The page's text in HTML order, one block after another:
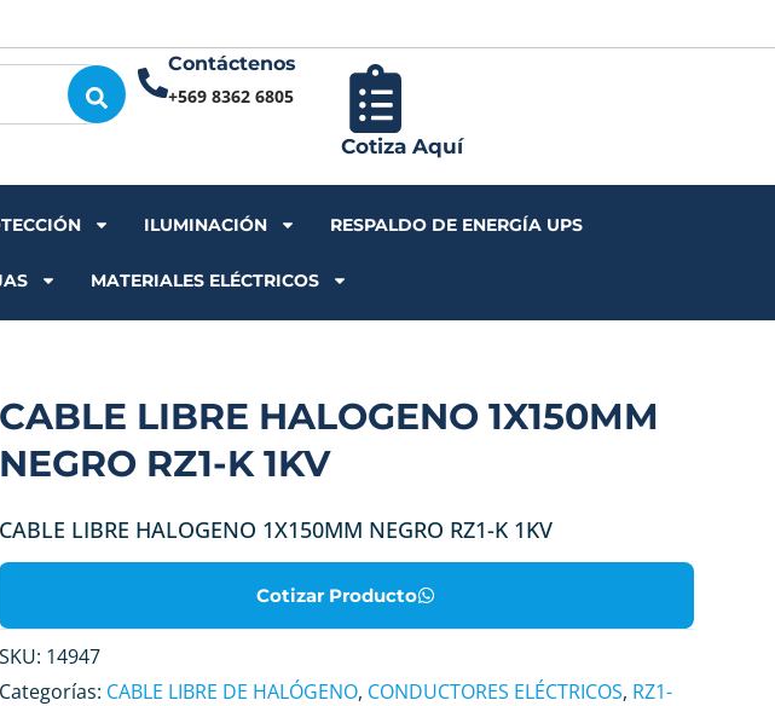
Contáctenos
+569 8362 6805
Cotiza Aquí
ILUMINACIÓN RESPALDO DE ENERGÍA UPS
MATERIALES ELÉCTRICOS
CABLE LIBRE HALOGENO 1X150MM
NEGRO RZ1-K 1KV
CABLE LIBRE HALOGENO 1X150MM NEGRO RZ1-K 1KV
Cotizar Producto
SKU: 14947
Categorías: CABLE LIBRE DE HALÓGENO, CONDUCTORES ELÉCTRICOS, RZ1-